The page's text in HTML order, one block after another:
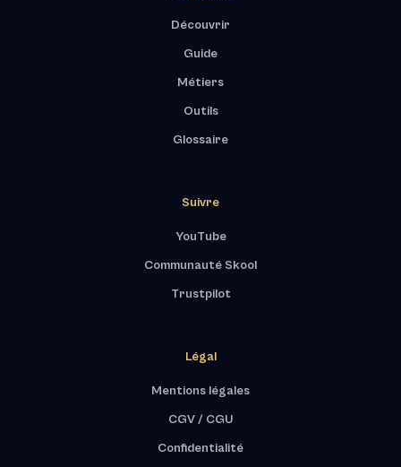
Découvrir
Guide
Métiers
Outils
Glossaire
Suivre
YouTube
Communauté Skool
Trustpilot
Légal
Mentions légales
CGV / CGU
Confidentialité